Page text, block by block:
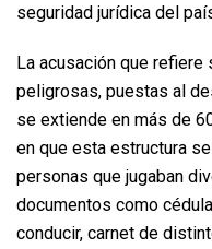
seguridad jurídica del
La acusación que
peligrosas, puestas al
se extiende en más de
en que esta estructura
personas que jugaban
documentos como
conducir, carnet de